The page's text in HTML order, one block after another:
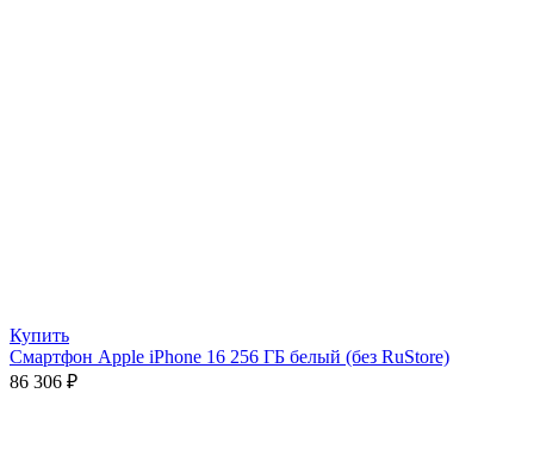
Купить
Смартфон Apple iPhone 16 256 ГБ белый (без RuStore)
86 306 ₽